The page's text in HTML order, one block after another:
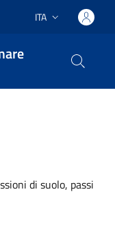
Lingua attiva:
ITA
di suolo, passi